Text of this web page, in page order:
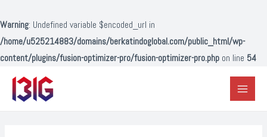
Warning: Undefined variable $encoded_url in
/home/u525214883/domains/berkatindoglobal.com/public_html/wp-
content/plugins/fusion-optimizer-pro/fusion-optimizer-pro.php on line 54
ke
konten
Main
Menu